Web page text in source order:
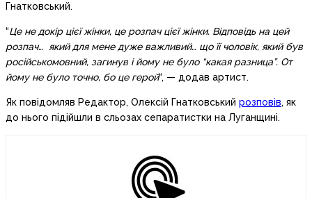
Гнатковський.
“Це не докір цієї жінки, це розпач цієї жінки. Відповідь на цей
розпач… який для мене дуже важливий… що її чоловік, який був
російськомовний, загинув і йому не було “какая разница”. От
йому не було точно, бо це герой“, — додав артист.
Як повідомляв Редактор, Олексій Гнатковський розповів, як
до нього підійшли в сльозах сепаратистки на Луганщині.